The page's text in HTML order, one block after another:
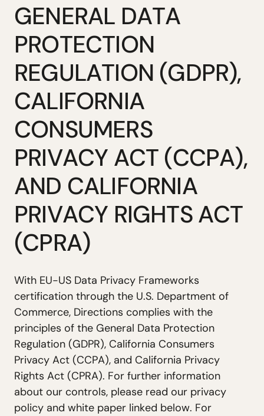
GENERAL DATA
PROTECTION
REGULATION (GDPR),
CALIFORNIA
CONSUMERS
PRIVACY ACT(CCPA),
AND CALIFORNIA
PRIVACY RIGHTSACT
(CPRA)
With EU-US Data Privacy Frameworks
certification through the U.S. Department of
Commerce, Directions complies with the
principles of the General Data Protection
Regulation (GDPR), California Consumers
Privacy Act (CCPA), and California Privacy
Rights Act (CPRA). For further information
about our controls, please read our privacy
policy and white paper linked below. For